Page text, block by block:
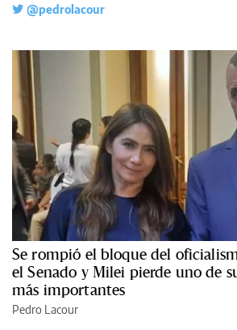
@pedrolacour
Se rompió el bloque del
el Senado y Milei pierde uno de
más importantes
Pedro Lacour